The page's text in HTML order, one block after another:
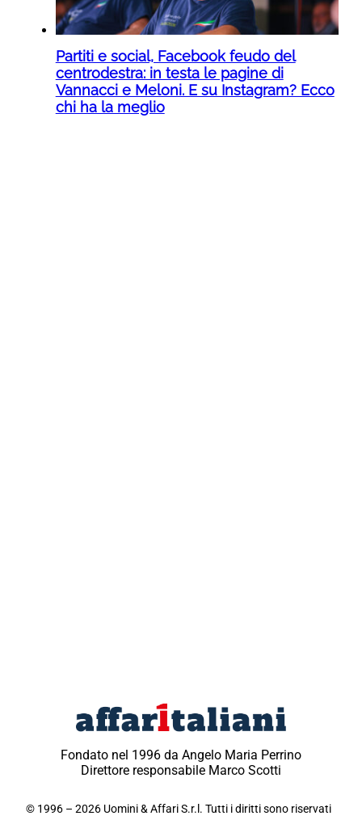
Partiti e social, Facebook feudo del
centrodestra: in testa le pagine di
Vannacci e Meloni. E su Instagram? Ecco
chi ha la meglio
Fondato nel 1996 da Angelo Maria Perrino
Direttore responsabile Marco Scotti
© 1996 – 2026 Uomini & Affari S.r.l. Tutti i diritti sono riservati